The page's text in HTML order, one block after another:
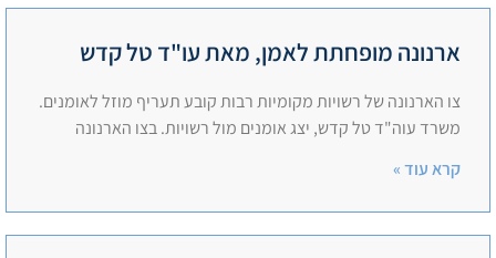
ארנונה מופחתת לאמן, מאת עו"ד טל קדש
צו הארנונה של רשויות מקומיות רבות קובע תעריף מוזל לאומנים.
משרד עוה"ד טל קדש, יצג אומנים מול רשויות. בצו הארנונה
קרא עוד »